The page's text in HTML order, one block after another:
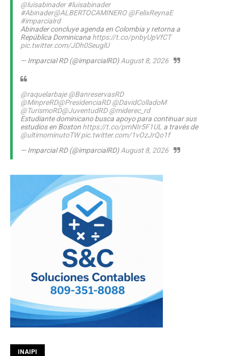
@luisabinader #luisabinader
#Abinader@ALBERTOCAMINERO @FelixReynaE
#imparcialrd
Abinader concluye agenda en Colombia y retorna a
República Dominicana https://t.co/pnbyUpVfCT
pic.twitter.com/JDh0SeuglU
— Imparcial RD (@imparcialRD)August 8, 2026
@raquelarbaje @BanreservasRD
@MinpreRD@PresidenciaRD @DavidColladoM
@TurismoRD@JuventudRD @miderec_rd
Estudiante dominicano busca apoyo para continuar sus
estudios en Boston https://t.co/pmNIr5F1UL a través de
@ultimominutoTW pic.twitter.com/1vOzJrQo1f
— Imparcial RD (@imparcialRD)August 8, 2026
INAIPI